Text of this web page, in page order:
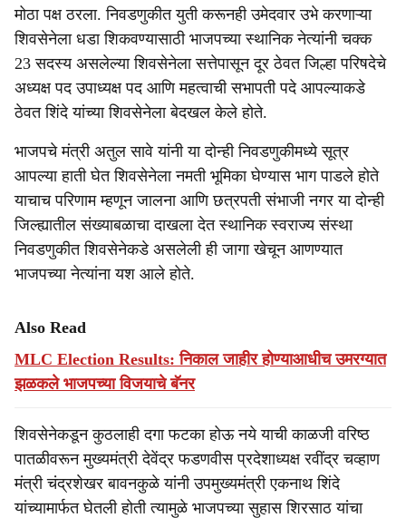
मोठा पक्ष ठरला. निवडणुकीत युती करूनही उमेदवार उभे करणाऱ्या
शिवसेनेला धडा शिकवण्यासाठी भाजपच्या स्थानिक नेत्यांनी चक्क
23 सदस्य असलेल्या शिवसेनेला सत्तेपासून दूर ठेवत जिल्हा परिषदेचे
अध्यक्ष पद उपाध्यक्ष पद आणि महत्वाची सभापती पदे आपल्याकडे
ठेवत शिंदे यांच्या शिवसेनेला बेदखल केले होते.
भाजपचे मंत्री अतुल सावे यांनी या दोन्ही निवडणुकीमध्ये सूत्र
आपल्या हाती घेत शिवसेनेला नमती भूमिका घेण्यास भाग पाडले होते
याचाच परिणाम म्हणून जालना आणि छत्रपती संभाजी नगर या दोन्ही
जिल्ह्यातील संख्याबळाचा दाखला देत स्थानिक स्वराज्य संस्था
निवडणुकीत शिवसेनेकडे असलेली ही जागा खेचून आणण्यात
भाजपच्या नेत्यांना यश आले होते.
Also Read
MLC Election Results: निकाल जाहीर होण्याआधीच उमरग्यात
झळकले भाजपच्या विजयाचे बॅनर
शिवसेनेकडून कुठलाही दगा फटका होऊ नये याची काळजी वरिष्ठ
पातळीवरून मुख्यमंत्री देवेंद्र फडणवीस प्रदेशाध्यक्ष रवींद्र चव्हाण
मंत्री चंद्रशेखर बावनकुळे यांनी उपमुख्यमंत्री एकनाथ शिंदे
यांच्यामार्फत घेतली होती त्यामुळे भाजपच्या सुहास शिरसाठ यांचा